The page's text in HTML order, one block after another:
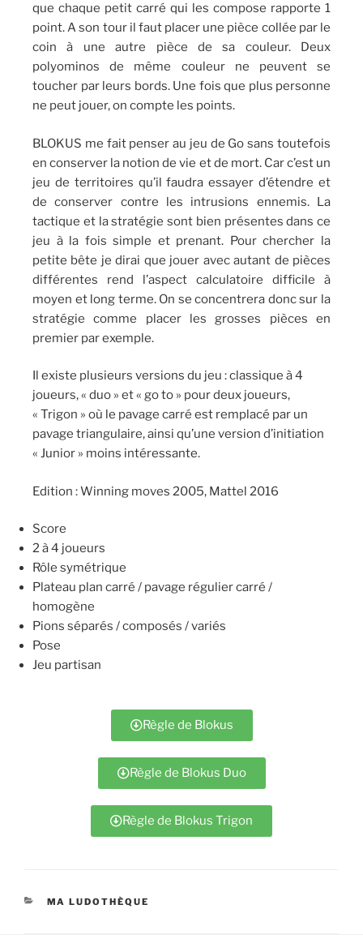
que chaque petit carré qui les compose rapporte 1
point. A son tour il faut placer une pièce collée par le
coin à une autre pièce de sa couleur. Deux
polyominos de même couleur ne peuvent se
toucher par leurs bords. Une fois que plus personne
ne peut jouer, on compte les points.
BLOKUS me fait penser au jeu de Go sans toutefois
en conserver la notion de vie et de mort. Car c’est un
jeu de territoires qu’il faudra essayer d’étendre et
de conserver contre les intrusions ennemis. La
tactique et la stratégie sont bien présentes dans ce
jeu à la fois simple et prenant. Pour chercher la
petite bête je dirai que jouer avec autant de pièces
différentes rend l’aspect calculatoire difficile à
moyen et long terme. On se concentrera donc sur la
stratégie comme placer les grosses pièces en
premier par exemple.
Il existe plusieurs versions du jeu : classique à 4
joueurs, « duo » et « go to » pour deux joueurs,
« Trigon » où le pavage carré est remplacé par un
pavage triangulaire, ainsi qu’une version d’initiation
« Junior » moins intéressante.
Edition : Winning moves 2005, Mattel 2016
Score
2 à 4 joueurs
Rôle symétrique
Plateau plan carré / pavage régulier carré /
homogène
Pions séparés / composés / variés
Pose
Jeu partisan
Règle de Blokus
Règle de Blokus Duo
Règle de Blokus Trigon
MA LUDOTHÈQUE